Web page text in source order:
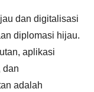
dan digitalisasi
diplomasi hijau.
aplikasi
dan
adalah